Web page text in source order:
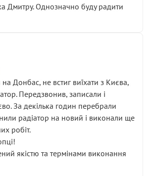
Дмитру. Однозначно буду радити
на Донбас, не встиг виїхати з Києва,
Передзвонив, записали і
За декілька годин перебрали
радіатор на новий і виконали ще
робіт.
якістю та термінами виконання